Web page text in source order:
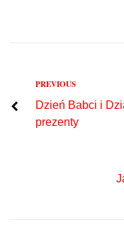
Nawigacja
wpisu
Previous
PREVIOUS
Dzień Babci i
prezenty